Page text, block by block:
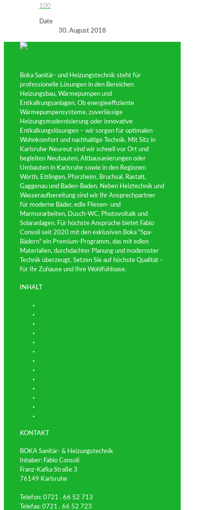
100
Date
30. August 2018
Boka Sanitär- und Heizungstechnik steht für
professionelle Lösungen in den Bereichen
Heizungsbau, Wärmepumpen und
Entkalkungsanlagen. Ob energieeffiziente
Wärmepumpensysteme, zuverlässige
Heizungsmodernisierung oder innovative
Entkalkungslösungen – wir sorgen für optimalen
Wohnkomfort und nachhaltige Technik. Mit Sitz in
Karlsruhe-Neureut sind wir schnell vor Ort und
begleiten Neubauten, Altbausanierungen oder
Umbauten in Karlsruhe sowie in den Regionen
Wörth, Ettlingen, Pforzheim, Bruchsal, Rastatt,
Gaggenau und Baden-Baden. Neben Heiztechnik und
Wasseraufbereitung sind wir Ihr Ansprechpartner
für moderne Bäder, edle Fliesen- und
Marmorarbeiten, Dusch-WC, Photovoltaik und
Solaranlagen. Für höchste Ansprüche bietet Fabio
Consoli seit 2020 mit den exklusiven Boka "Spa-
Bädern" ein Premium-Programm, das mit edlen
Materialien, durchdachter Planung und modernster
Technik überzeugt. Setzen Sie auf höchste Qualität –
für Ihr Zuhause und Ihre Wohlfühloase.
INHALT
KONTAKT
BOKA Sanitär- & Heizungstechnik
Inhaber: Fabio Consoli
Franz-Kafka Straße 3
76149 Karlsruhe
Telefon: 0721 . 66 52 713
Telefax: 0721 . 66 52 723